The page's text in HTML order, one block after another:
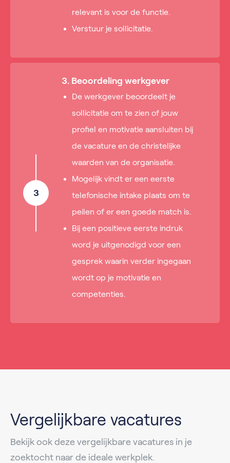
relevant is voor de functie.
Verstuur je sollicitatie.
3
3. Beoordeling werkgever
De werkgever beoordeelt je
sollicitatie om te zien of jouw
profiel en motivatie aansluiten bij
de vacature en de christelijke
waarden van de organisatie.
Mogelijk vindt er een eerste
telefonische intake plaats om te
peilen of er een goede match is.
Bij een positieve eerste indruk
word je uitgenodigd voor een
gesprek waarin verder ingegaan
wordt op je motivatie en
competenties.
Vergelijkbare vacatures
Bekijk ook deze vergelijkbare vacatures in je
zoektocht naar de ideale werkplek.